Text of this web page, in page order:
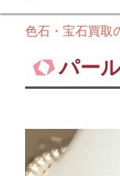
色石・宝石買取
パー